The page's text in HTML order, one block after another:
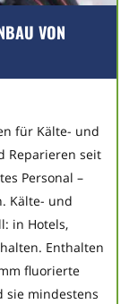
VON
für Kälte- und
Reparieren seit
Personal –
Kälte- und
in Hotels,
Enthalten
fluorierte
sie mindestens